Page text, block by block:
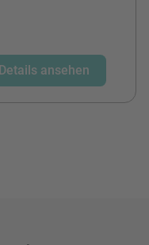
Details ansehen